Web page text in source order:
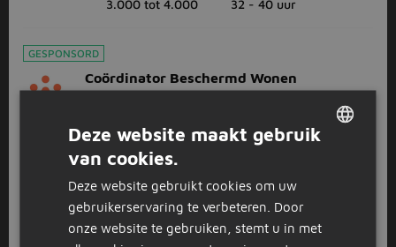
3.000 tot 4.000 32 - 40 uur
GESPONSORD
Coördinator Beschermd Wonen
3.883 tot 5.140 32 - 36 uur
Deze website maakt gebruik
van cookies.
Deze website gebruikt cookies om uw
gebruikerservaring te verbeteren. Door
onze website te gebruiken, stemt u in met